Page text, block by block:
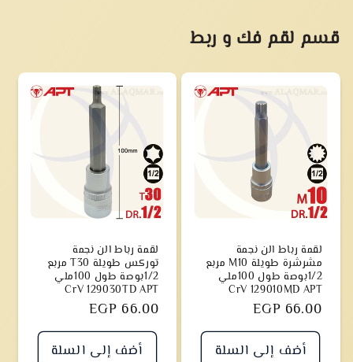
قسم لقم فك و ربط
لقمة رباط الن نجمة
مشرشرة طويلة M10 مربع
1/2بوصة طول 100ملي
CrV 129010MD APT
سعر
EGP 66.00
أضف إلى السلة
لقمة رباط الن نجمة
توركس طويلة T30 مربع
1/2بوصة طول 100ملي
CrV 129030TD APT
سعر
EGP 66.00
أضف إلى السلة